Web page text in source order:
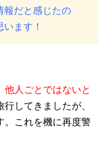
報だと感じたの
ます！
他人ごとではないと
してきましたが、
。これを機に再度警